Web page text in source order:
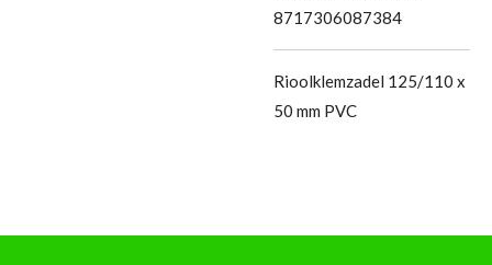
8717306087384
Rioolklemzadel 125/110 x
50 mm PVC